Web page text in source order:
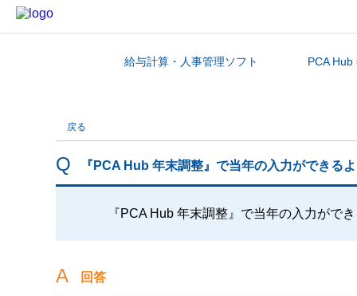
カテゴリから探す給与計算・人事管理ソフト PCA Hub
戻る
『PCA Hub 年末調整』で当年の入力ができる
『PCA Hub 年末調整』で当年の入力がで
回答